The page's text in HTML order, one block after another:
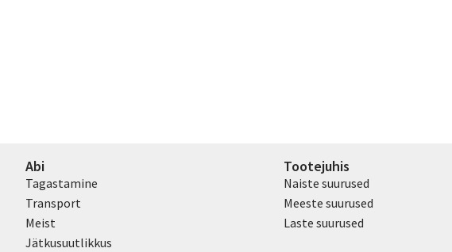
Abi
Tagastamine
Transport
Meist
Jätkusuutlikkus
Tootejuhis
Naiste suurused
Meeste suurused
Laste suurused